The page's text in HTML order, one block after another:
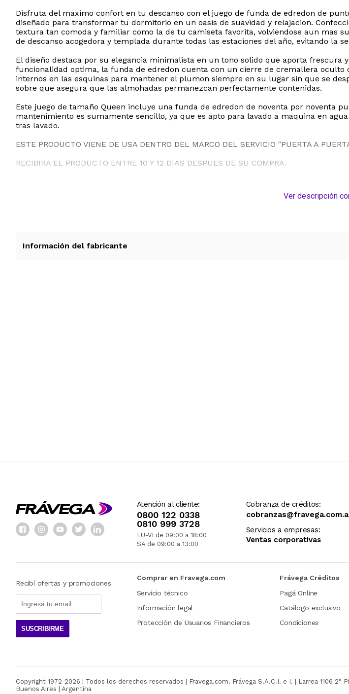
Disfruta del maximo confort en tu descanso con el juego de funda de edredon de
diseñado para transformar tu dormitorio en un oasis de suavidad y relajacion.
textura tan comoda y familiar como la de tu camiseta favorita, volviendose aun mas
de descanso acogedora y templada durante todas las estaciones del año, evitando la
El diseño destaca por su elegancia minimalista en un tono solido que aporta
funcionalidad optima, la funda de edredon cuenta con un cierre de cremallera
internos en las esquinas para mantener el plumon siempre en su lugar sin que se
sobre que asegura que las almohadas permanezcan perfectamente contenidas.
Este juego de tamaño Queen incluye una funda de edredon de noventa por noventa
mantenimiento es sumamente sencillo, ya que es apto para lavado a maquina en
tras lavado.
ESTE PRODUCTO VIENE DE USA DENTRO DEL MARCO DEL SERVICIO "PUERTA A
RECIBIRA EL PRODUCTO ENTRE 10 Y 12 DIAS DESPUES DE SU COMPRA.
Ver descripción
Información del fabricante
Atención al cliente:
0800 122 0338
0810 999 3728
LU-VI de 09:00 a 18:00
SA de 09:00 a 13:00
Cobranza de créditos:
Servicios a empresas:
Ventas corporativas
Recibí ofertas y promociones
SUSCRIBIRME
Comprar en Fravega.com
Servicio técnico
Información legal
Protección de Usuarios Financieros
Frávega Créditos
Pagá Online
Catálogo exclusivo
Condiciones
Copyright 1972-2026 | Todos los derechos reservados | Fravega.com. Frávega S.A.C.I. e I. | Larrea 1106 2°
Buenos Aires | Argentina